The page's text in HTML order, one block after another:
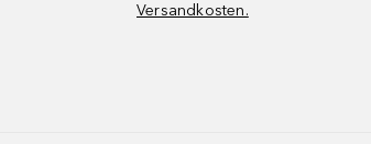
Versandkosten.